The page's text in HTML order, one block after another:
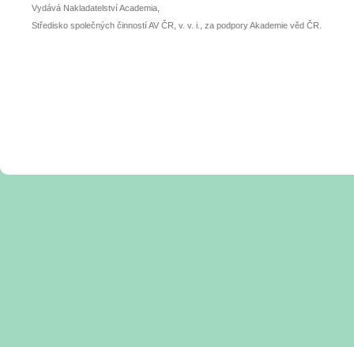
Vydává Nakladatelství Academia,
Středisko společných činností AV ČR, v. v. i., za podpory Akademie věd ČR.